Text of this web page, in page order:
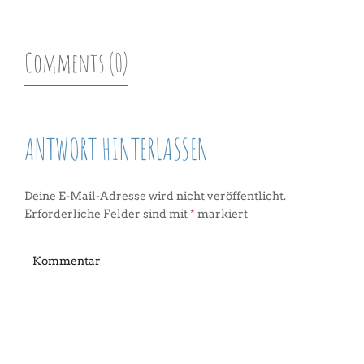
Comments (0)
ANTWORT HINTERLASSEN
Deine E-Mail-Adresse wird nicht veröffentlicht.
Erforderliche Felder sind mit* markiert